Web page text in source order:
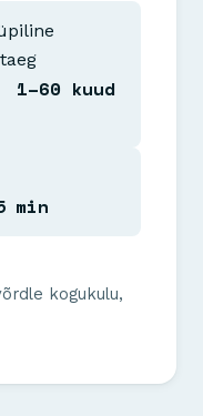
1–60 kuud
min
kogukulu,